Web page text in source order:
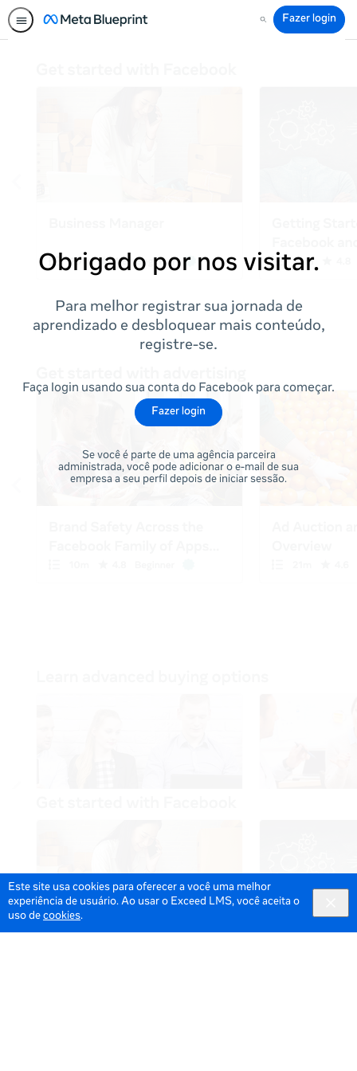
Este site usa cookies para oferecer a você uma melhor
experiência de usuário. Ao usar o Exceed LMS, você aceita o
uso de cookies.
Pesquisar
Fazer login
Obrigado por nos visitar.
Para melhor registrar sua jornada de
aprendizado e desbloquear mais conteúdo,
registre-se.
Faça login usando sua conta do Facebook para começar.
Fazer login
Se você é parte de uma agência parceira
administrada, você pode adicionar o e-mail de sua
empresa a seu perfil depois de iniciar sessão.